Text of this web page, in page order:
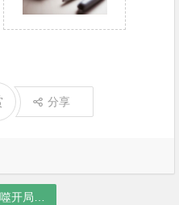
分享
综漫人在吞噬开局行星级一阶下载